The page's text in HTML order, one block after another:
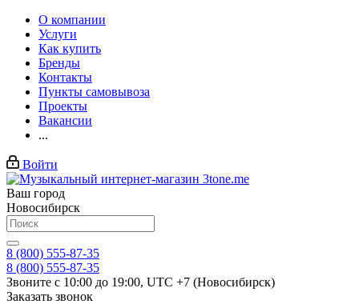
О компании
Услуги
Как купить
Бренды
Контакты
Пункты самовывоза
Проекты
Вакансии
...
Войти
Ваш город
Новосибирск
8 (800) 555-87-35
8 (800) 555-87-35
Звоните с 10:00 до 19:00, UTC +7 (Новосибирск)
Заказать звонок